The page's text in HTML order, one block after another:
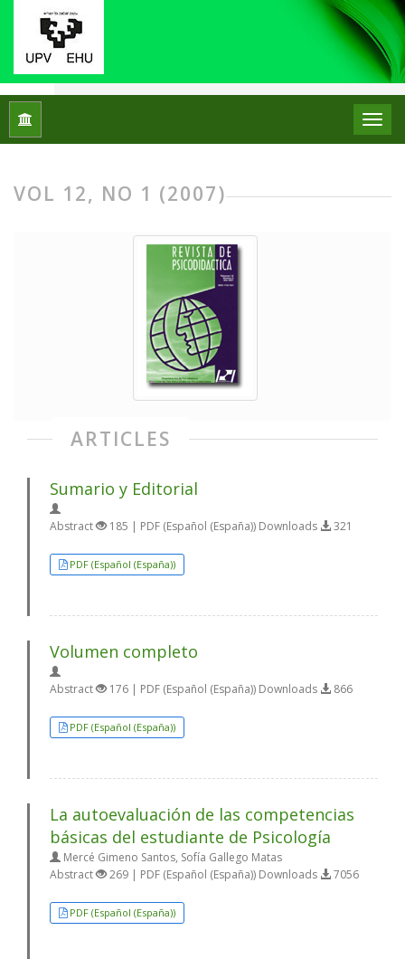
Home
VOL 12, NO 1 (2007)
ARTICLES
Sumario y Editorial
Abstract 185 | PDF (Español (España)) Downloads 321
PDF (Español (España))
Volumen completo
Abstract 176 | PDF (Español (España)) Downloads 866
PDF (Español (España))
La autoevaluación de las competencias
básicas del estudiante de Psicología
Mercé Gimeno Santos, Sofía Gallego Matas
Abstract
269 | PDF (Español (España)) Downloads 7056
PDF (Español (España))